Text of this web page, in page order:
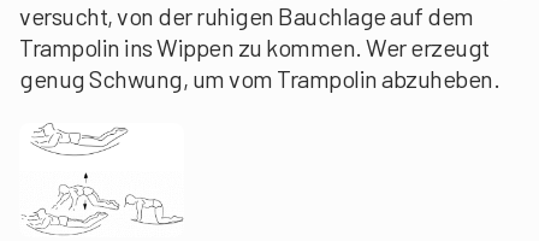
versucht, von der ruhigen Bauchlage auf dem
Trampolin ins Wippen zu kommen. Wer erzeugt
genug Schwung, um vom Trampolin abzuheben.